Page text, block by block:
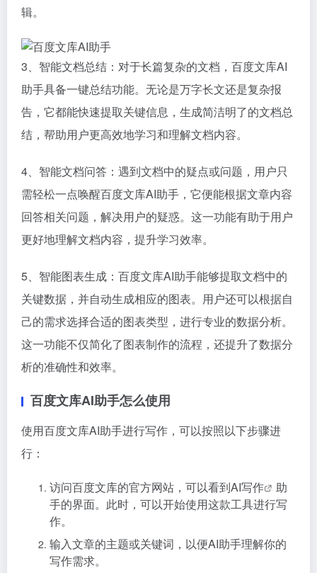
辑。
3、智能文档总结：对于长篇复杂的文档，百度文库AI
助手具备一键总结功能。无论是万字长文还是复杂报
告，它都能快速提取关键信息，生成简洁明了的文档总
结，帮助用户更高效地学习和理解文档内容。
4、智能文档问答：遇到文档中的疑点或问题，用户只
需轻松一点唤醒百度文库AI助手，它便能根据文章内容
回答相关问题，解决用户的疑惑。这一功能有助于用户
更好地理解文档内容，提升学习效率。
5、智能图表生成：百度文库AI助手能够提取文档中的
关键数据，并自动生成相应的图表。用户还可以根据自
己的需求选择合适的图表类型，进行专业的数据分析。
这一功能不仅简化了图表制作的流程，还提升了数据分
析的准确性和效率。
百度文库AI助手怎么使用
使用百度文库AI助手进行写作，可以按照以下步骤进
行：
访问百度文库的官方网站，可以看到AI写作
助
手的界面。此时，可以开始使用这款工具进行写
作。
输入文章的主题或关键词，以便AI助手理解你的
写作需求。